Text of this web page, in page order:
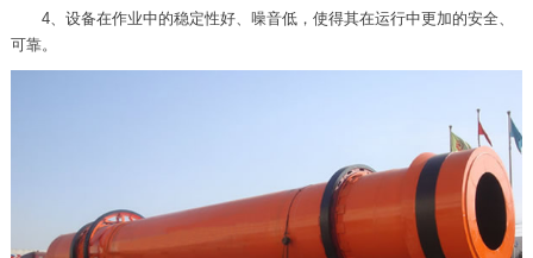
4、设备在作业中的稳定性好、噪音低，使得其在运行中更加的安全、
可靠。